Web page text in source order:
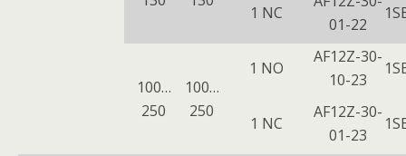
1 NC
01-22
100…
250
100…
250
1 NO
AF12Z-30-
10-23
1 NC
AF12Z-30-
01-23